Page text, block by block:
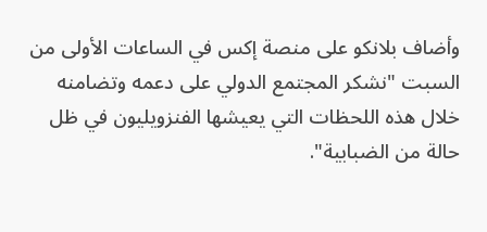
وأضاف بلانكو على منصة إكس في الساعات الأولى من
السبت "نشكر المجتمع الدولي على دعمه وتضامنه
خلال هذه اللحظات التي يعيشها الفنزويليون في ظل
حالة من الضبابية".